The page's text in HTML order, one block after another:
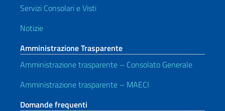
Servizi Consolari e Visti
Notizie
Amministrazione Trasparente
Amministrazione trasparente – Consolato Generale
Amministrazione trasparente – MAECI
Domande frequenti